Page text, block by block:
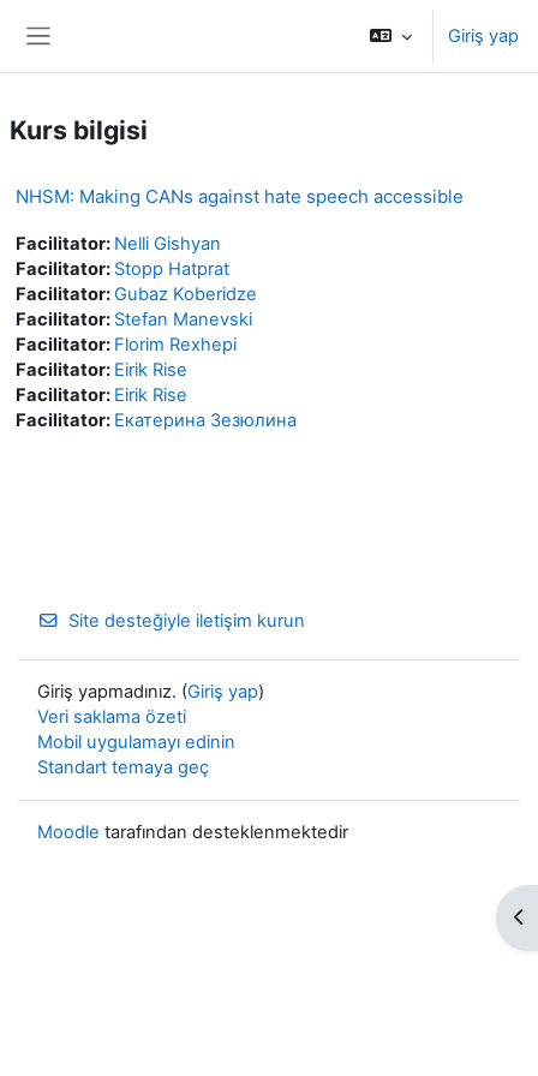
Giriş yap
Kurs bilgisi
NHSM: Making CANs against hate speech accessible
Facilitator: Nelli Gishyan
Facilitator: Stopp Hatprat
Facilitator:Gubaz Koberidze
Facilitator: Stefan Manevski
Facilitator: Florim Rexhepi
Facilitator: Eirik Rise
Facilitator: Eirik Rise
Facilitator: Екатерина Зезюлина
Site desteğiyle iletişim kurun
Giriş yapmadınız. (Giriş yap)
Veri saklama özeti
Mobil uygulamayı edinin
Standart temaya geç
Moodle tarafından desteklenmektedir